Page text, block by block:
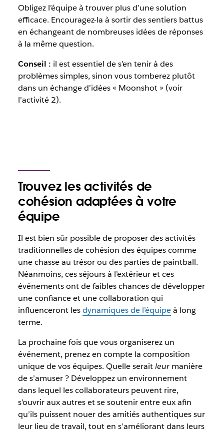
Obligez l’équipe à trouver plus d’une solution
efficace. Encouragez-la à sortir des sentiers battus
en échangeant de nombreuses idées de réponses
à la même question.
Conseil : il est essentiel de s’en tenir à des
problèmes simples, sinon vous tomberez plutôt
dans un échange d’idées « Moonshot » (voir
l’activité 2).
Trouvez les activités de
cohésion adaptées à votre
équipe
Il est bien sûr possible de proposer des activités
traditionnelles de cohésion des équipes comme
une chasse au trésor ou des parties de paintball.
Néanmoins, ces séjours à l’extérieur et ces
événements ont de faibles chances de développer
une confiance et une collaboration qui
influenceront lesdynamiques de l’équipeà long
terme.
La prochaine fois que vous organiserez un
événement, prenez en compte la composition
unique de vos équipes. Quelle seraitleurmanière
de s’amuser ? Développez un environnement
dans lequel les collaborateurs peuvent rire,
s’ouvrir aux autres et se soutenir entre eux afin
qu’ils puissent nouer des amitiés authentiques sur
leur lieu de travail, tout en s’améliorant dans leurs